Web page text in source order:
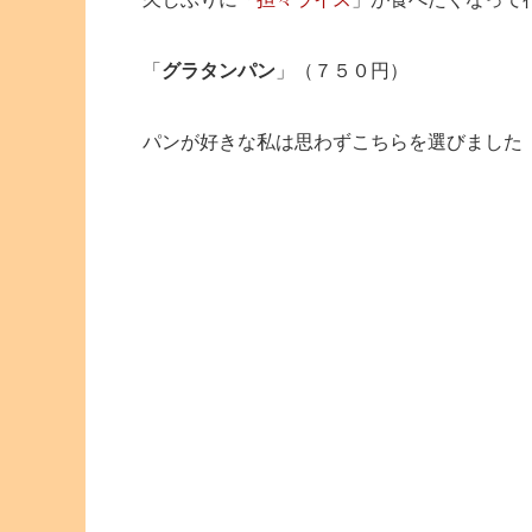
「 グラタンパン 」（７５０円）
パンが好きな私は思わずこちらを選びました